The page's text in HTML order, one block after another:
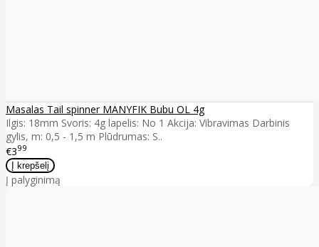
Masalas Tail spinner MANYFIK Bubu OL 4g
Ilgis: 18mm Svoris: 4g lapelis: No 1 Akcija: Vibravimas Darbinis
gylis, m: 0,5 - 1,5 m Plūdrumas: S..
€399
Į palyginimą